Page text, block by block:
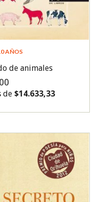
AÑOS
de animales
de $14.633,33